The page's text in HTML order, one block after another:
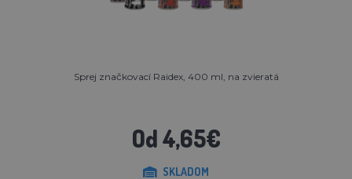
Sprej značkovací Raidex, 400 ml, na zvieratá
Od 4,65€
SKLADOM